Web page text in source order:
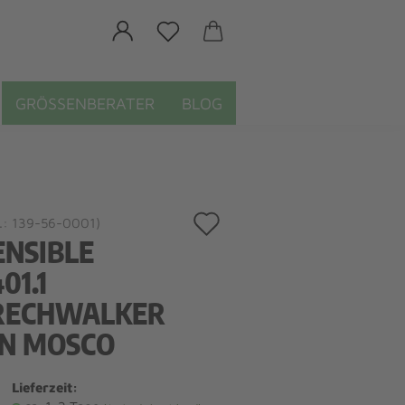
GRÖSSENBERATER BLOG
139-56-0001)
MOSCO
Lieferzeit: